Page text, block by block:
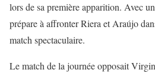
lors de sa première apparition. Avec
prépare à affronter Riera et Araújo
match spectaculaire.
Le match de la journée opposait